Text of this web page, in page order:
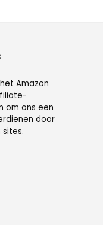
Amazon
om ons een
door
sites.